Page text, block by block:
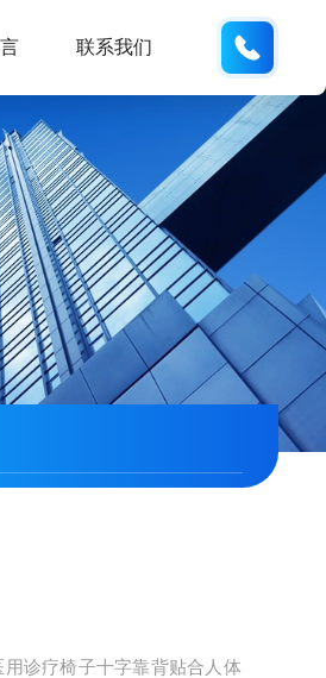
联系我们
诊疗椅子十字靠背贴合人体